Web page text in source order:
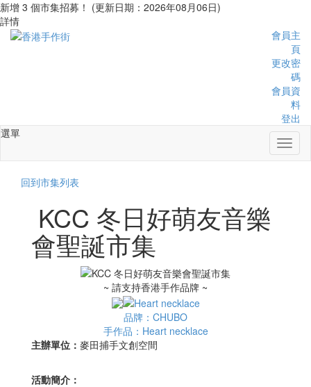
新增 3 個市集招募！ (更新日期：2026年08月06日)
詳情
會員主
頁
更改密
碼
會員資
料
登出
選單
回到市集列表
KCC 冬日好萌友音樂
會聖誕市集
~ 請支持香港手作品牌 ~
品牌：CHUBO
手作品：Heart necklace
主辦單位： 麥田捕手文創空間
活動簡介：